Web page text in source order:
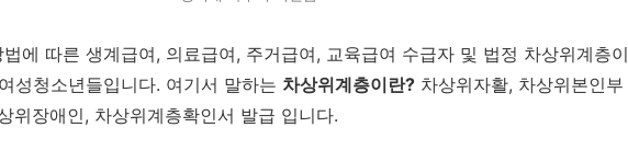
에 따른 생계급여, 의료급여, 주거급여, 교육급여 수급자 및 법정 차상위계층이
성청소년들입니다. 여기서 말하는 차상위계층이란? 차상위자활, 차상위본인부
위장애인, 차상위계층확인서 발급 입니다.